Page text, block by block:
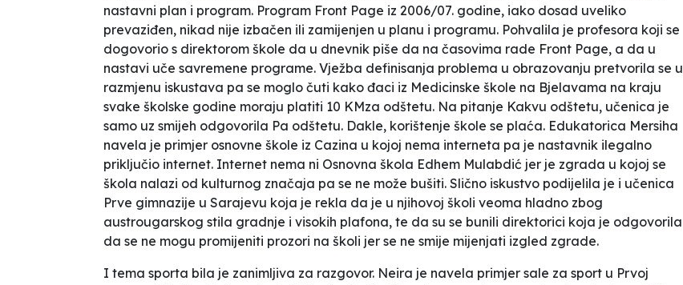
nastavni plan i program. Program Front Page iz 2006/07. godine, iako dosad uveliko
prevaziđen, nikad nije izbačen ili zamijenjen u planu i programu. Pohvalila je profesora koji se
dogovorio s direktorom škole da u dnevnik piše da na časovima rade Front Page, a da u
nastavi uče savremene programe. Vježba definisanja problema u obrazovanju pretvorila se u
razmjenu iskustava pa se moglo čuti kako đaci iz Medicinske škole na Bjelavama na kraju
svake školske godine moraju platiti 10 KMza odštetu. Na pitanje Kakvu odštetu, učenica je
samo uz smijeh odgovorila Pa odštetu. Dakle, korištenje škole se plaća. Edukatorica Mersiha
navela je primjer osnovne škole iz Cazina u kojoj nema interneta pa je nastavnik ilegalno
priključio internet. Internet nema ni Osnovna škola Edhem Mulabdić jer je zgrada u kojoj se
škola nalazi od kulturnog značaja pa se ne može bušiti. Slično iskustvo podijelila je i učenica
Prve gimnazije u Sarajevu koja je rekla da je u njihovoj školi veoma hladno zbog
austrougarskog stila gradnje i visokih plafona, te da su se bunili direktorici koja je odgovorila
da se ne mogu promijeniti prozori na školi jer se ne smije mijenjati izgled zgrade.
I tema sporta bila je zanimljiva za razgovor. Neira je navela primjer sale za sport u Prvoj